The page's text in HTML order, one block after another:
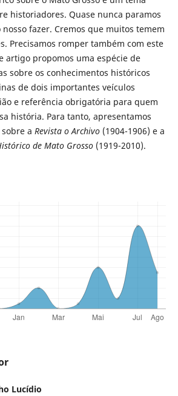
historiadores. Quase nunca paramos
fazer. Cremos que muitos temem
Precisamos romper também com este
artigo propomos uma espécie de
sobre os conhecimentos históricos
de dois importantes veículos
e referência obrigatória para quem
história. Para tanto, apresentamos
a Revista o Archivo(1904-1906) e a
de Mato Grosso(1919-2010).
Lucídio